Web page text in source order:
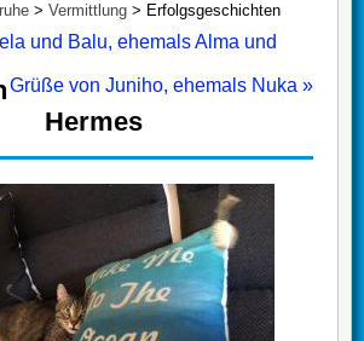
> Vermittlung > Erfolgsgeschichten
und Balu, ehemals Alma und
Grüße von Juniho, ehemals Nuka »
Hermes